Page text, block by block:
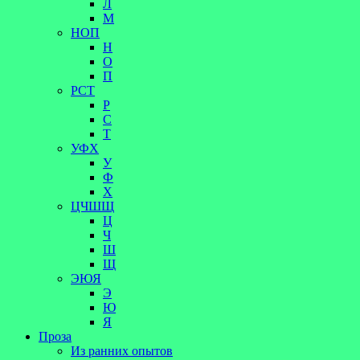
Л
М
НОП
Н
О
П
РСТ
Р
С
Т
УФХ
У
Ф
Х
ЦЧШЩ
Ц
Ч
Ш
Щ
ЭЮЯ
Э
Ю
Я
Проза
Из ранних опытов